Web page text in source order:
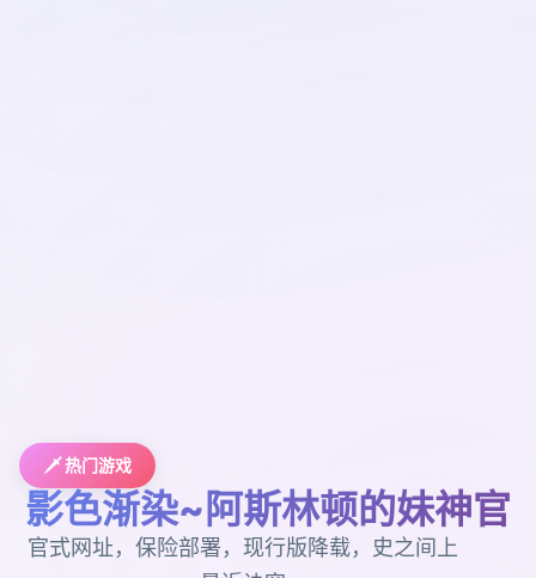
🗡️ 热门游戏
影色渐染~阿斯林顿的妹神官
官式网址，保险部署，现行版降载，史之间上